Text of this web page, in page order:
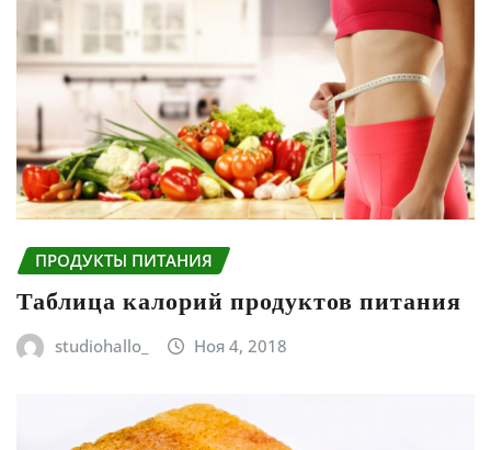
ПРОДУКТЫ ПИТАНИЯ
Таблица калорий продуктов питания
studiohallo_ Ноя 4, 2018